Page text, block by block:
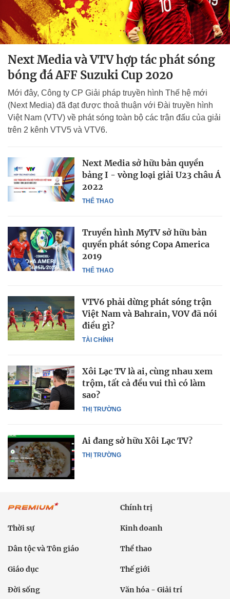
Next Media và VTV hợp tác phát sóng
bóng đá AFF Suzuki Cup 2020
Mới đây, Công ty CP Giải pháp truyền hình Thế hệ mới
(Next Media) đã đạt được thoả thuận với Đài truyền hình
Việt Nam (VTV) về phát sóng toàn bộ các trận đấu của giải
trên 2 kênh VTV5 và VTV6.
THỂ THAO
Next Media sở hữu bản quyền
bảng I - vòng loại giải U23 châu Á
2022
THỂ THAO
Truyền hình MyTV sở hữu bản
quyền phát sóng Copa America
2019
TÀI CHÍNH
VTV6 phải dừng phát sóng trận
Việt Nam và Bahrain, VOV đã nói
điều gì?
THỊ TRƯỜNG
Xôi Lạc TV là ai, cùng nhau xem
trộm, tất cả đều vui thì có làm
sao?
THỊ TRƯỜNG
Ai đang sở hữu Xôi Lạc TV?
Chính trị
Thời sự Kinh doanh
Dân tộc và Tôn giáo Thể thao
Giáo dục Thế giới
Đời sống Văn hóa - Giải trí